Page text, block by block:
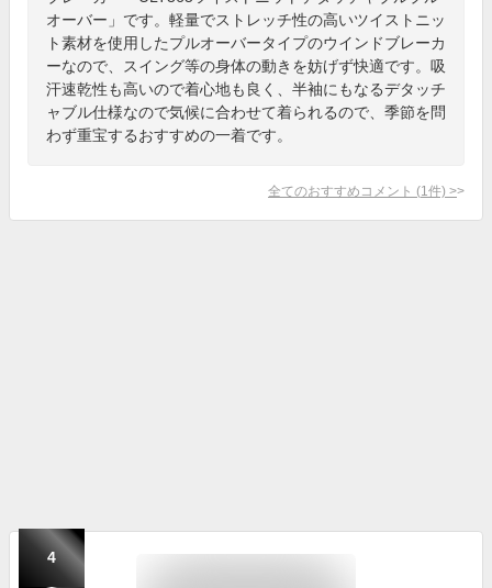
オーバー」です。軽量でストレッチ性の高いツイストニッ
ト素材を使用したプルオーバータイプのウインドブレーカ
ーなので、スイング等の身体の動きを妨げず快適です。吸
汗速乾性も高いので着心地も良く、半袖にもなるデタッチ
ャブル仕様なので気候に合わせて着られるので、季節を問
わず重宝するおすすめの一着です。
全てのおすすめコメント (1 件) >
4